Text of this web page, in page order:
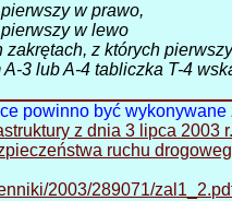
w prawo,
w lewo
z których
3 lub A-4 tabliczka T-4
powinno być wykonywane
z dnia 3 lipca 2003
ruchu
2003/289071/